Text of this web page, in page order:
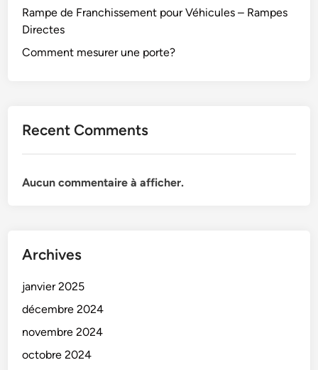
Rampe de Franchissement pour Véhicules – Rampes
Directes
Comment mesurer une porte?
Recent Comments
Aucun commentaire à afficher.
Archives
janvier 2025
décembre 2024
novembre 2024
octobre 2024